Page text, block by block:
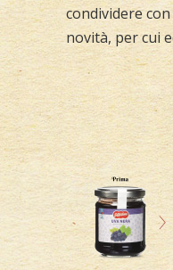
condividere
novità, per cui